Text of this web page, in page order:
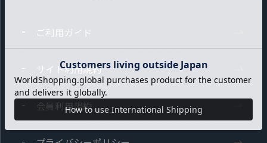
ご利用ガイド
サイト利用規約
会員利用規約